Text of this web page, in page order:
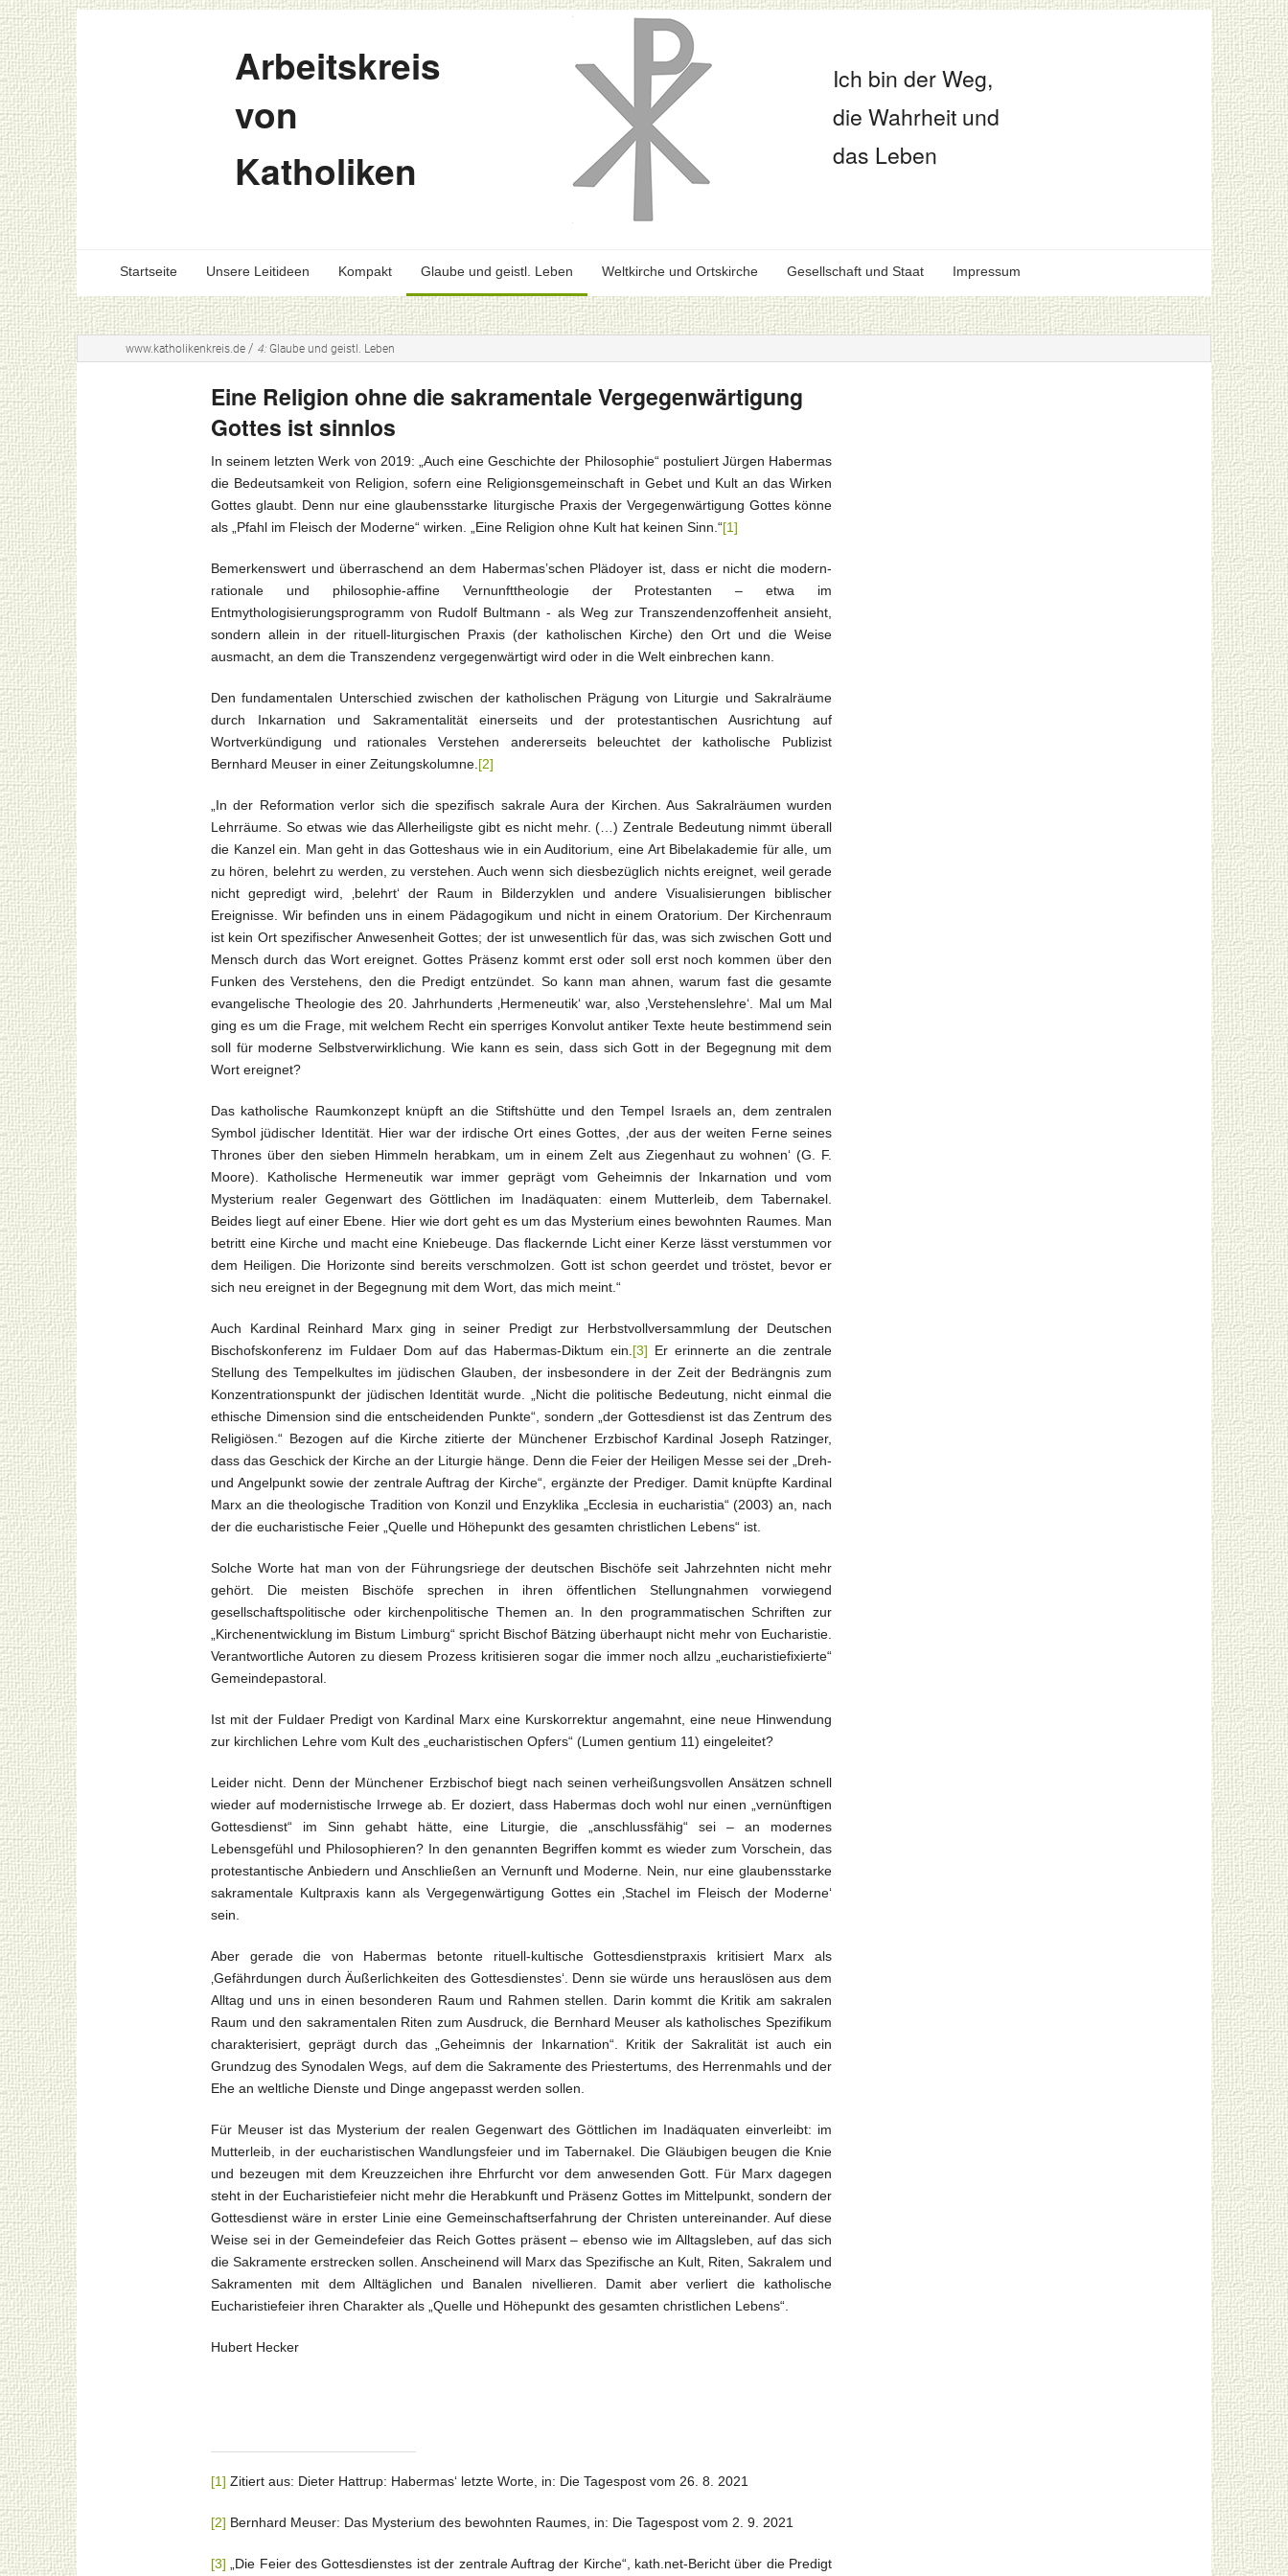
Arbeitskreis
von
Katholiken
Ich bin der Weg,
die Wahrheit und
das Leben
Startseite Unsere Leitideen Kompakt Glaube und geistl. Leben Weltkirche und Ortskirche Gesellschaft und Staat Impressum
www.katholikenkreis.de / 4: Glaube und geistl. Leben
Eine Religion ohne die sakramentale Vergegenwärtigung
Gottes ist sinnlos
In seinem letzten Werk von 2019: „Auch eine Geschichte der Philosophie“ postuliert Jürgen Habermas
die Bedeutsamkeit von Religion, sofern eine Religionsgemeinschaft in Gebet und Kult an das Wirken
Gottes glaubt. Denn nur eine glaubensstarke liturgische Praxis der Vergegenwärtigung Gottes könne
als „Pfahl im Fleisch der Moderne“ wirken. „Eine Religion ohne Kult hat keinen Sinn.“[1]
Bemerkenswert und überraschend an dem Habermas’schen Plädoyer ist, dass er nicht die modern-
rationale und philosophie-affine Vernunfttheologie der Protestanten – etwa im
Entmythologisierungsprogramm von Rudolf Bultmann - als Weg zur Transzendenzoffenheit ansieht,
sondern allein in der rituell-liturgischen Praxis (der katholischen Kirche) den Ort und die Weise
ausmacht, an dem die Transzendenz vergegenwärtigt wird oder in die Welt einbrechen kann.
Den fundamentalen Unterschied zwischen der katholischen Prägung von Liturgie und Sakralräume
durch Inkarnation und Sakramentalität einerseits und der protestantischen Ausrichtung auf
Wortverkündigung und rationales Verstehen andererseits beleuchtet der katholische Publizist
Bernhard Meuser in einer Zeitungskolumne. [2]
„In der Reformation verlor sich die spezifisch sakrale Aura der Kirchen. Aus Sakralräumen wurden
Lehrräume. So etwas wie das Allerheiligste gibt es nicht mehr. (…) Zentrale Bedeutung nimmt überall
die Kanzel ein. Man geht in das Gotteshaus wie in ein Auditorium, eine Art Bibelakademie für alle, um
zu hören, belehrt zu werden, zu verstehen. Auch wenn sich diesbezüglich nichts ereignet, weil gerade
nicht gepredigt wird, ‚belehrt‘ der Raum in Bilderzyklen und andere Visualisierungen biblischer
Ereignisse. Wir befinden uns in einem Pädagogikum und nicht in einem Oratorium. Der Kirchenraum
ist kein Ort spezifischer Anwesenheit Gottes; der ist unwesentlich für das, was sich zwischen Gott und
Mensch durch das Wort ereignet. Gottes Präsenz kommt erst oder soll erst noch kommen über den
Funken des Verstehens, den die Predigt entzündet. So kann man ahnen, warum fast die gesamte
evangelische Theologie des 20. Jahrhunderts ‚Hermeneutik‘ war, also ‚Verstehenslehre‘. Mal um Mal
ging es um die Frage, mit welchem Recht ein sperriges Konvolut antiker Texte heute bestimmend sein
soll für moderne Selbstverwirklichung. Wie kann es sein, dass sich Gott in der Begegnung mit dem
Wort ereignet?
Das katholische Raumkonzept knüpft an die Stiftshütte und den Tempel Israels an, dem zentralen
Symbol jüdischer Identität. Hier war der irdische Ort eines Gottes, ‚der aus der weiten Ferne seines
Thrones über den sieben Himmeln herabkam, um in einem Zelt aus Ziegenhaut zu wohnen‘ (G. F.
Moore). Katholische Hermeneutik war immer geprägt vom Geheimnis der Inkarnation und vom
Mysterium realer Gegenwart des Göttlichen im Inadäquaten: einem Mutterleib, dem Tabernakel.
Beides liegt auf einer Ebene. Hier wie dort geht es um das Mysterium eines bewohnten Raumes. Man
betritt eine Kirche und macht eine Kniebeuge. Das flackernde Licht einer Kerze lässt verstummen vor
dem Heiligen. Die Horizonte sind bereits verschmolzen. Gott ist schon geerdet und tröstet, bevor er
sich neu ereignet in der Begegnung mit dem Wort, das mich meint.“
Auch Kardinal Reinhard Marx ging in seiner Predigt zur Herbstvollversammlung der Deutschen
Bischofskonferenz im Fuldaer Dom auf das Habermas-Diktum ein. [3] Er erinnerte an die zentrale
Stellung des Tempelkultes im jüdischen Glauben, der insbesondere in der Zeit der Bedrängnis zum
Konzentrationspunkt der jüdischen Identität wurde. „Nicht die politische Bedeutung, nicht einmal die
ethische Dimension sind die entscheidenden Punkte“, sondern „der Gottesdienst ist das Zentrum des
Religiösen.“ Bezogen auf die Kirche zitierte der Münchener Erzbischof Kardinal Joseph Ratzinger,
dass das Geschick der Kirche an der Liturgie hänge. Denn die Feier der Heiligen Messe sei der „Dreh-
und Angelpunkt sowie der zentrale Auftrag der Kirche“, ergänzte der Prediger. Damit knüpfte Kardinal
Marx an die theologische Tradition von Konzil und Enzyklika „Ecclesia in eucharistia“ (2003) an, nach
der die eucharistische Feier „Quelle und Höhepunkt des gesamten christlichen Lebens“ ist.
Solche Worte hat man von der Führungsriege der deutschen Bischöfe seit Jahrzehnten nicht mehr
gehört. Die meisten Bischöfe sprechen in ihren öffentlichen Stellungnahmen vorwiegend
gesellschaftspolitische oder kirchenpolitische Themen an. In den programmatischen Schriften zur
„Kirchenentwicklung im Bistum Limburg“ spricht Bischof Bätzing überhaupt nicht mehr von Eucharistie.
Verantwortliche Autoren zu diesem Prozess kritisieren sogar die immer noch allzu „eucharistiefixierte“
Gemeindepastoral.
Ist mit der Fuldaer Predigt von Kardinal Marx eine Kurskorrektur angemahnt, eine neue Hinwendung
zur kirchlichen Lehre vom Kult des „eucharistischen Opfers“ (Lumen gentium 11) eingeleitet?
Leider nicht. Denn der Münchener Erzbischof biegt nach seinen verheißungsvollen Ansätzen schnell
wieder auf modernistische Irrwege ab. Er doziert, dass Habermas doch wohl nur einen „vernünftigen
Gottesdienst“ im Sinn gehabt hätte, eine Liturgie, die „anschlussfähig“ sei – an modernes
Lebensgefühl und Philosophieren? In den genannten Begriffen kommt es wieder zum Vorschein, das
protestantische Anbiedern und Anschließen an Vernunft und Moderne. Nein, nur eine glaubensstarke
sakramentale Kultpraxis kann als Vergegenwärtigung Gottes ein ‚Stachel im Fleisch der Moderne‘
sein.
Aber gerade die von Habermas betonte rituell-kultische Gottesdienstpraxis kritisiert Marx als
‚Gefährdungen durch Äußerlichkeiten des Gottesdienstes‘. Denn sie würde uns herauslösen aus dem
Alltag und uns in einen besonderen Raum und Rahmen stellen. Darin kommt die Kritik am sakralen
Raum und den sakramentalen Riten zum Ausdruck, die Bernhard Meuser als katholisches Spezifikum
charakterisiert, geprägt durch das „Geheimnis der Inkarnation“. Kritik der Sakralität ist auch ein
Grundzug des Synodalen Wegs, auf dem die Sakramente des Priestertums, des Herrenmahls und der
Ehe an weltliche Dienste und Dinge angepasst werden sollen.
Für Meuser ist das Mysterium der realen Gegenwart des Göttlichen im Inadäquaten einverleibt: im
Mutterleib, in der eucharistischen Wandlungsfeier und im Tabernakel. Die Gläubigen beugen die Knie
und bezeugen mit dem Kreuzzeichen ihre Ehrfurcht vor dem anwesenden Gott. Für Marx dagegen
steht in der Eucharistiefeier nicht mehr die Herabkunft und Präsenz Gottes im Mittelpunkt, sondern der
Gottesdienst wäre in erster Linie eine Gemeinschaftserfahrung der Christen untereinander. Auf diese
Weise sei in der Gemeindefeier das Reich Gottes präsent – ebenso wie im Alltagsleben, auf das sich
die Sakramente erstrecken sollen. Anscheinend will Marx das Spezifische an Kult, Riten, Sakralem und
Sakramenten mit dem Alltäglichen und Banalen nivellieren. Damit aber verliert die katholische
Eucharistiefeier ihren Charakter als „Quelle und Höhepunkt des gesamten christlichen Lebens“.
Hubert Hecker
[1] Zitiert aus: Dieter Hattrup: Habermas‘ letzte Worte, in: Die Tagespost vom 26. 8. 2021
[2] Bernhard Meuser: Das Mysterium des bewohnten Raumes, in: Die Tagespost vom 2. 9. 2021
[3] „Die Feier des Gottesdienstes ist der zentrale Auftrag der Kirche“, kath.net-Bericht über die Predigt